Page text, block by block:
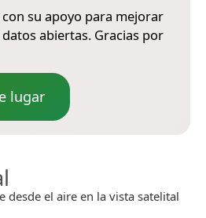
su apoyo para mejorar
abiertas. Gracias por
lugar
desde el aire en la vista satelital